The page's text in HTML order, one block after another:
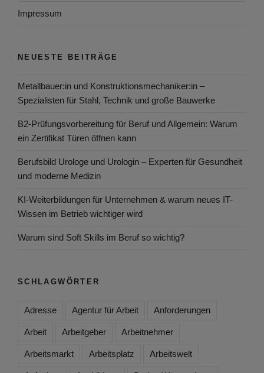
Impressum
NEUESTE BEITRÄGE
Metallbauer:in und Konstruktionsmechaniker:in –
Spezialisten für Stahl, Technik und große Bauwerke
B2-Prüfungsvorbereitung für Beruf und Allgemein: Warum
ein Zertifikat Türen öffnen kann
Berufsbild Urologe und Urologin – Experten für Gesundheit
und moderne Medizin
KI-Weiterbildungen für Unternehmen & warum neues IT-
Wissen im Betrieb wichtiger wird
Warum sind Soft Skills im Beruf so wichtig?
SCHLAGWÖRTER
Adresse Agentur für Arbeit Anforderungen
Arbeit Arbeitgeber Arbeitnehmer
Arbeitsmarkt Arbeitsplatz Arbeitswelt